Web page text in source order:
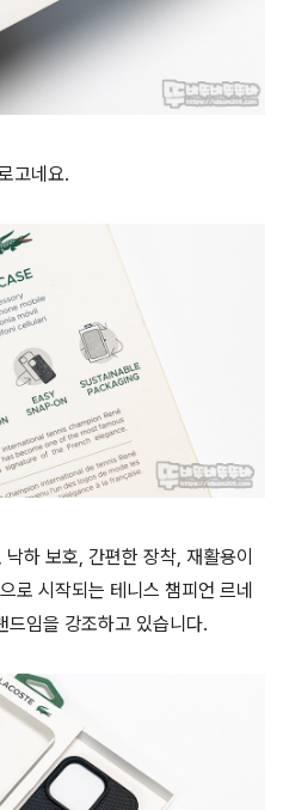
고네요.
하 보호, 간편한 장착, 재활용이
로 시작되는 테니스 챔피언 르네
드임을 강조하고 있습니다.